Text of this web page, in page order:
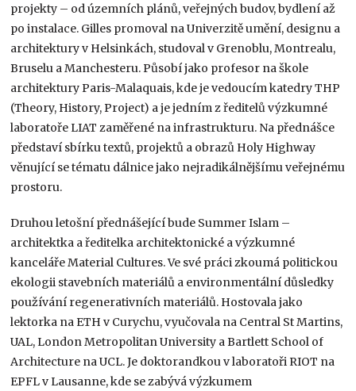
projekty – od územních plánů, veřejných budov, bydlení až
po instalace. Gilles promoval na Univerzitě umění, designu a
architektury v Helsinkách, studoval v Grenoblu, Montrealu,
Bruselu a Manchesteru. Působí jako profesor na škole
architektury Paris-Malaquais, kde je vedoucím katedry THP
(Theory, History, Project) a je jedním z ředitelů výzkumné
laboratoře LIAT zaměřené na infrastrukturu. Na přednášce
představí sbírku textů, projektů a obrazů Holy Highway
věnující se tématu dálnice jako nejradikálnějšímu veřejnému
prostoru.
Druhou letošní přednášející bude Summer Islam –
architektka a ředitelka architektonické a výzkumné
kanceláře Material Cultures. Ve své práci zkoumá politickou
ekologii stavebních materiálů a environmentální důsledky
používání regenerativních materiálů. Hostovala jako
lektorka na ETH v Curychu, vyučovala na Central St Martins,
UAL, London Metropolitan University a Bartlett School of
Architecture na UCL. Je doktorandkou v laboratoři RIOT na
EPFL v Lausanne, kde se zabývá výzkumem